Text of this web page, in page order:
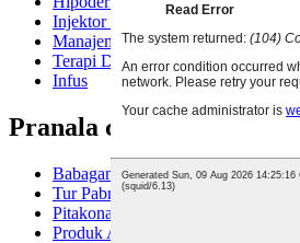
Injektor Otomatis
Manajemen Jalan Nafas Anestesi
Terapi DVT
Infus
Pranala cepet
Babagan Kita
Tur Pabrik
Pitakonan sing Sering Ditakoni
Produk Akses Vaskular